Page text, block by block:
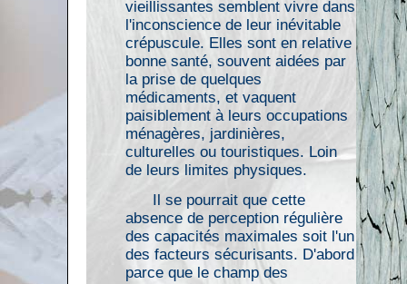
vieillissantes semblent vivre dans
l'inconscience de leur inévitable
crépuscule. Elles sont en relative
bonne santé, souvent aidées par
la prise de quelques
médicaments, et vaquent
paisiblement à leurs occupations
ménagères, jardinières,
culturelles ou touristiques. Loin
de leurs limites physiques.
Il se pourrait que cette
absence de perception régulière
des capacités maximales soit l'un
des facteurs sécurisants. D'abord
parce que le champ des